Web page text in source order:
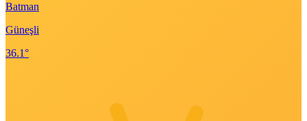
Batman
Güneşli
36.1°